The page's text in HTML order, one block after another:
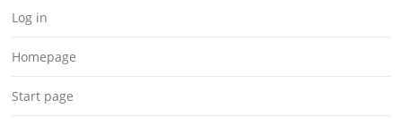
Log in
Homepage
Start page